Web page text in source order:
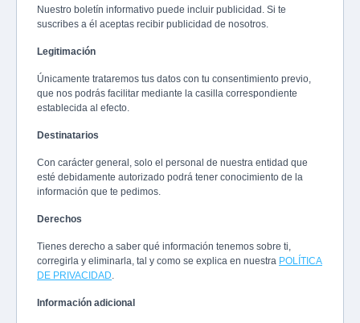
Nuestro boletín informativo puede incluir publicidad. Si te
suscribes a él aceptas recibir publicidad de nosotros.
Legitimación
Únicamente trataremos tus datos con tu consentimiento previo,
que nos podrás facilitar mediante la casilla correspondiente
establecida al efecto.
Destinatarios
Con carácter general, solo el personal de nuestra entidad que
esté debidamente autorizado podrá tener conocimiento de la
información que te pedimos.
Derechos
Tienes derecho a saber qué información tenemos sobre ti,
corregirla y eliminarla, tal y como se explica en nuestra POLÍTICA
DE PRIVACIDAD
Información adicional